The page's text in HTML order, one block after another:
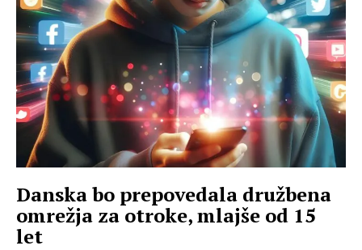
Danska bo prepovedala družbena
omrežja za otroke, mlajše od 15
let